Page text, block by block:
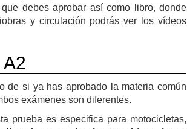
debes aprobar así como libro, donde
y circulación podrás ver los vídeos
de si ya has aprobado la materia común
exámenes son diferentes.
prueba es especifica para motocicletas,